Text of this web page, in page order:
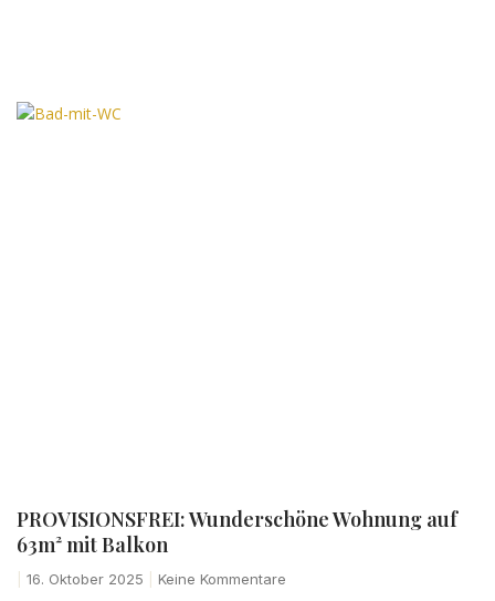
PROVISIONSFREI: Wunderschöne Wohnung auf
63m² mit Balkon
16. Oktober 2025 Keine Kommentare